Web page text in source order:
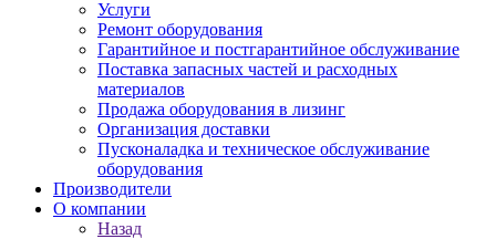
Услуги
Ремонт оборудования
Гарантийное и постгарантийное обслуживание
Поставка запасных частей и расходных
материалов
Продажа оборудования в лизинг
Организация доставки
Пусконаладка и техническое обслуживание
оборудования
Производители
О компании
Назад